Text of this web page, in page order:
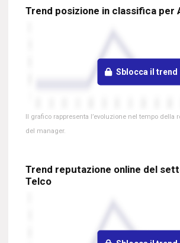
Trend posizione in classifica per
Sblocca il trend
Il grafico rappresenta l’evoluzione nel tempo della
del manager.
Trend reputazione online del
Telco